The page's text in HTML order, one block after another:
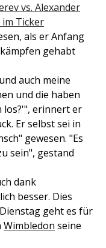
vs. Alexander
im Ticker
als er Anfang
gehabt
auch meine
und die haben
los?'", erinnert er
Er selbst sei in
gewesen. "Es
sein", gestand
dank
besser. Dies
geht es für
Wimbledon seine